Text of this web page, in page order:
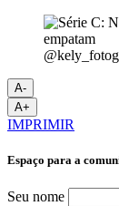
A-
A+
IMPRIMIR
Espaço para a
Seu nome